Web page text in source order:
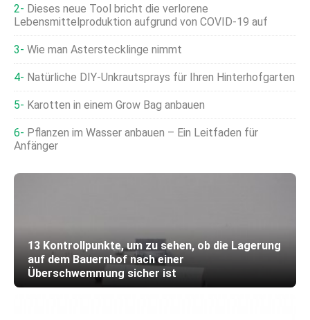
Dieses neue Tool bricht die verlorene
Lebensmittelproduktion aufgrund von COVID-19 auf
Wie man Asterstecklinge nimmt
Natürliche DIY-Unkrautsprays für Ihren Hinterhofgarten
Karotten in einem Grow Bag anbauen
Pflanzen im Wasser anbauen – Ein Leitfaden für
Anfänger
13 Kontrollpunkte, um zu sehen, ob die Lagerung
auf dem Bauernhof nach einer
Überschwemmung sicher ist